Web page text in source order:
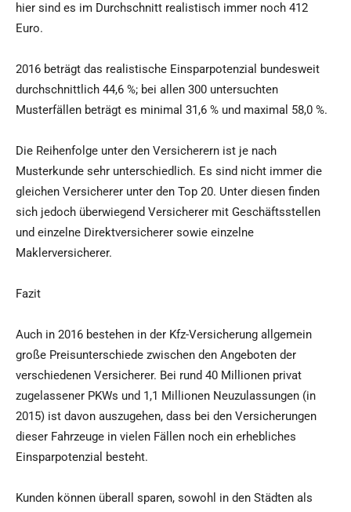
hier sind es im Durchschnitt realistisch immer noch 412
Euro.
2016 beträgt das realistische Einsparpotenzial bundesweit
durchschnittlich 44,6 %; bei allen 300 untersuchten
Musterfällen beträgt es minimal 31,6 % und maximal 58,0 %.
Die Reihenfolge unter den Versicherern ist je nach
Musterkunde sehr unterschiedlich. Es sind nicht immer die
gleichen Versicherer unter den Top 20. Unter diesen finden
sich jedoch überwiegend Versicherer mit Geschäftsstellen
und einzelne Direktversicherer sowie einzelne
Maklerversicherer.
Fazit
Auch in 2016 bestehen in der Kfz-Versicherung allgemein
große Preisunterschiede zwischen den Angeboten der
verschiedenen Versicherer. Bei rund 40 Millionen privat
zugelassener PKWs und 1,1 Millionen Neuzulassungen (in
2015) ist davon auszugehen, dass bei den Versicherungen
dieser Fahrzeuge in vielen Fällen noch ein erhebliches
Einsparpotenzial besteht.
Kunden können überall sparen, sowohl in den Städten als